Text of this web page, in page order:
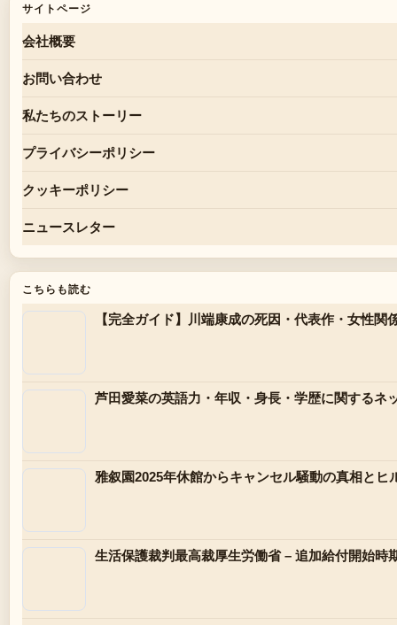
サイトページ
会社概要
お問い合わせ
私たちのストーリー
プライバシーポリシー
クッキーポリシー
ニュースレター
こちらも読む
【完全ガイド】川端康成の死因・代表作・女性
芦田愛菜の英語力・年収・身長・学歴に関するネ
雅叙園2025年休館からキャンセル騒動の真相と
生活保護裁判最高裁厚生労働省 – 追加給付開始時